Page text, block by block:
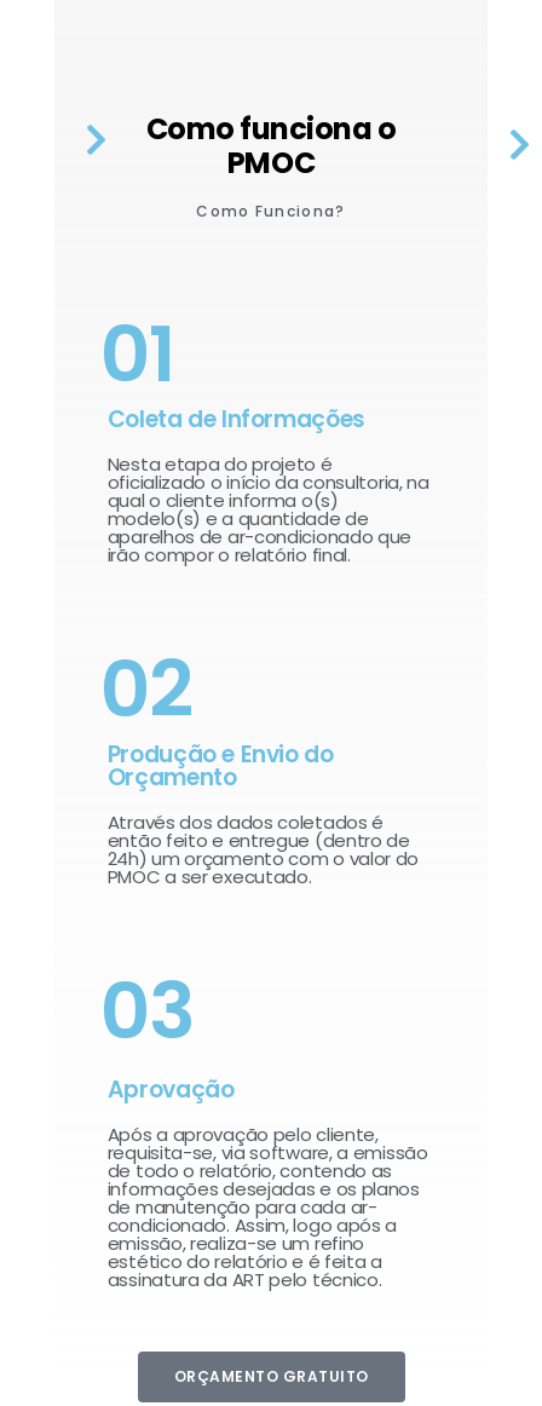
Como funciona o
PMOC
Como Funciona?
01
Coleta de Informações
Nesta etapa do projeto é
oficializado o início da consultoria, na
qual o cliente informa o(s)
modelo(s) e a quantidade de
aparelhos de ar-condicionado que
irão compor o relatório final.​
02
Produção e Envio do
Orçamento
Através dos dados coletados é
então feito e entregue (dentro de
24h) um orçamento com o valor do
PMOC a ser executado.
03
Aprovação
Após a aprovação pelo cliente,
requisita-se, via software, a emissão
de todo o relatório, contendo as
informações desejadas e os planos
de manutenção para cada ar-
condicionado. Assim, logo após a
emissão, realiza-se um refino
estético do relatório e é feita a
assinatura da ART pelo técnico.
ORÇAMENTO GRATUITO